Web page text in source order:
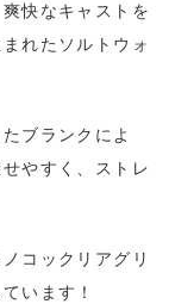
快なキャストを
れたソルトウォ
ブランクによ
やすく、ストレ
コックリアグリ
います！